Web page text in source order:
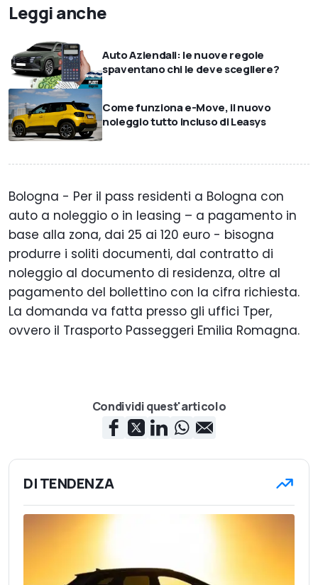
Leggi anche
Auto Aziendali: le nuove regole
spaventano chi le deve scegliere?
Come funziona e-Move, il nuovo
noleggio tutto incluso di Leasys
Bologna - Per il pass residenti a Bologna con
auto a noleggio o in leasing – a pagamento in
base alla zona, dai 25 ai 120 euro - bisogna
produrre i soliti documenti, dal contratto di
noleggio al documento di residenza, oltre al
pagamento del bollettino con la cifra richiesta.
La domanda va fatta presso gli uffici Tper,
ovvero il Trasporto Passeggeri Emilia Romagna.
Condividi quest'articolo
DI TENDENZA